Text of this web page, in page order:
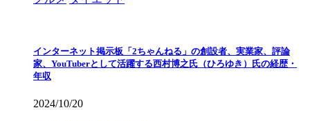
インターネット掲示板「2ちゃんねる」の創設者、実業家、評論
家、YouTuberとして活躍する西村博之氏（ひろゆき）氏の経歴・
年収
2024/10/20